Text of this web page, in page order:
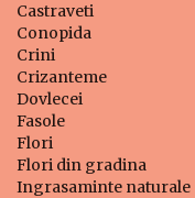
Castraveti
Conopida
Crini
Crizanteme
Dovlecei
Fasole
Flori
Flori din gradina
Ingrasaminte naturale